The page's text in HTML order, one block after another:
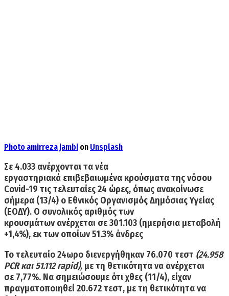
Photo amirreza jambi on Unsplash
Σε 4.033 ανέρχονταιτα νέα
εργαστηριακά επιβεβαιωμένα κρούσματατης νόσου
Covid-19 τις τελευταίες 24 ώρες, όπως ανακοίνωσε
σήμερα (13/4) ο Εθνικός Οργανισμός Δημόσιας Υγείας
(ΕΟΔΥ). Ο συνολικός αριθμός των
κρουσμάτων ανέρχεται σε 301.103 (ημερήσια μεταβολή
+1,4%), εκ των οποίων 51.3% άνδρες
Το τελευταίο 24ωρο διενεργήθηκαν 76.070 τεστ (24.958
PCR και 51.112 rapid), με τη θετικότητα να ανέρχεται
σε 7,77%. Να σημειώσουμε ότι χθες (11/4), είχαν
πραγματοποιηθεί20.672τεστ, με τη θετικότητα να